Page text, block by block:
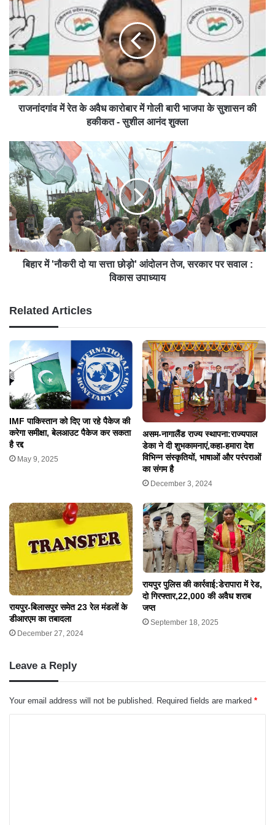
राजनांदगांव में रेत के अवैध कारोबार में गोली बारी भाजपा के सुशासन की
हकीकत - सुशील आनंद शुक्ला
बिहार में 'नौकरी दो या सत्ता छोड़ो' आंदोलन तेज, सरकार पर सवाल :
विकास उपाध्याय
Related Articles
IMF पाकिस्तान को दिए जा रहे पैकेज की
करेगा समीक्षा, बेलआउट पैकेज कर सकता
है रद्द
May 9, 2025
असम-नागालैंड राज्य स्थापना:राज्यपाल
डेका ने दी शुभकामनाएं,कहा-हमारा देश
विभिन्न संस्कृतियों, भाषाओं और परंपराओं
का संगम है
December 3, 2024
रायपुर-बिलासपुर समेत 23 रेल मंडलों के
डीआरएम का तबादला
December 27, 2024
रायपुर पुलिस की कार्रवाई:डेरापारा में रेड,
दो गिरफ्तार,22,000 की अवैध शराब
जप्त
September 18, 2025
Leave a Reply
Your email address will not be published. Required fields are marked *